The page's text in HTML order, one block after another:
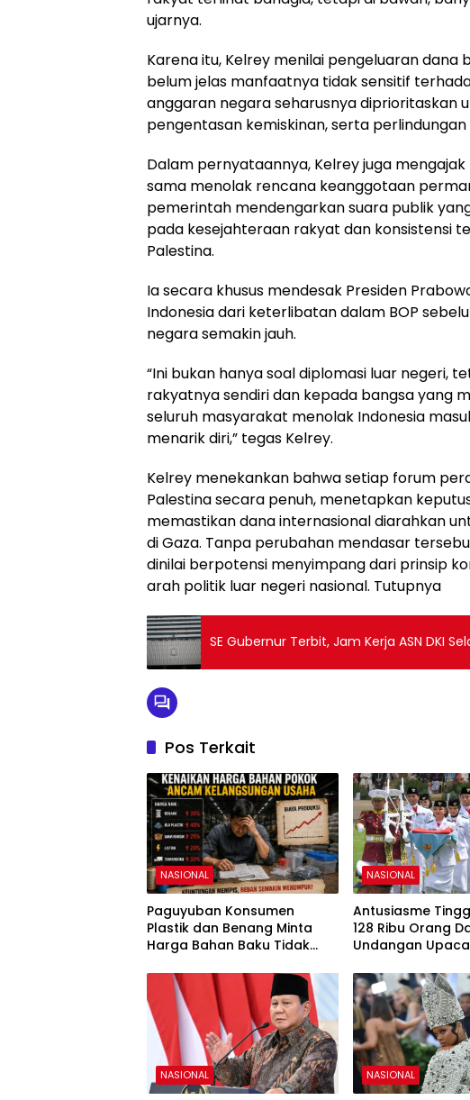
ujarnya.
Karena itu, Kelrey menilai pengeluaran
belum jelas manfaatnya tidak sensitif
anggaran negara seharusnya diprioritaskan
pengentasan kemiskinan, serta
Dalam pernyataannya, Kelrey juga
sama menolak rencana keanggotaan
pemerintah mendengarkan suara publik
pada kesejahteraan rakyat dan konsistensi
Palestina.
Ia secara khusus mendesak Presiden
Indonesia dari keterlibatan dalam BOP
negara semakin jauh.
“Ini bukan hanya soal diplomasi luar negeri,
rakyatnya sendiri dan kepada bangsa yang
seluruh masyarakat menolak Indonesia
menarik diri,” tegas Kelrey.
Kelrey menekankan bahwa setiap forum
Palestina secara penuh, menetapkan
memastikan dana internasional diarahkan
di Gaza. Tanpa perubahan mendasar
dinilai berpotensi menyimpang dari prinsip
arah politik luar negeri nasional. Tutupnya
SE Gubernur Terbit, Jam Kerja ASN DKI
Pos Terkait
NASIONAL
Paguyuban Konsumen
Plastik dan Benang Minta
Harga Bahan Baku Tidak
NASIONAL
Antusiasme
128 Ribu Orang
Undangan
NASIONAL NASIONAL